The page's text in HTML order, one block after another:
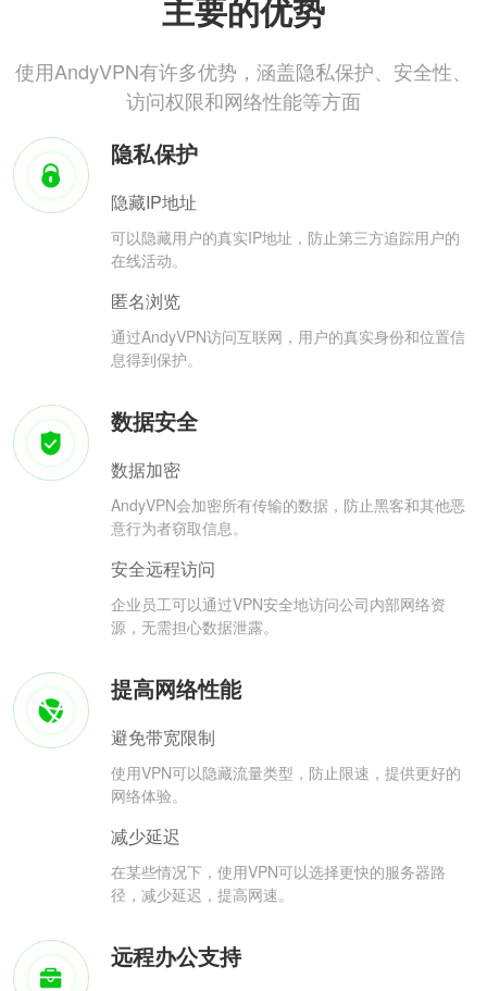
主要的优势
使用AndyVPN有许多优势，涵盖隐私保护、安全性、
访问权限和网络性能等方面
隐私保护
隐藏IP地址
可以隐藏用户的真实IP地址，防止第三方追踪用户的
在线活动。
匿名浏览
通过AndyVPN访问互联网，用户的真实身份和位置信
息得到保护。
数据安全
数据加密
AndyVPN会加密所有传输的数据，防止黑客和其他恶
意行为者窃取信息。
安全远程访问
企业员工可以通过VPN安全地访问公司内部网络资
源，无需担心数据泄露。
提高网络性能
避免带宽限制
使用VPN可以隐藏流量类型，防止限速，提供更好的
网络体验。
减少延迟
在某些情况下，使用VPN可以选择更快的服务器路
径，减少延迟，提高网速。
远程办公支持